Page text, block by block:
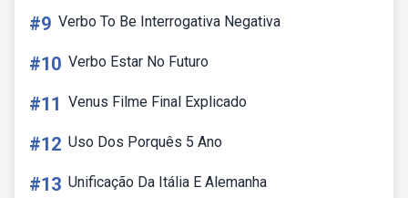
#9 Verbo To Be Interrogativa Negativa
#10 Verbo Estar No Futuro
#11 Venus Filme Final Explicado
#12 Uso Dos Porquês 5 Ano
#13 Unificação Da Itália E Alemanha